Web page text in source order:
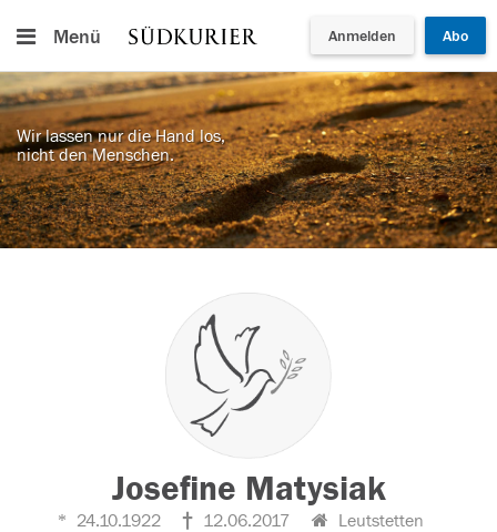
Menü Anmelden Abo
Wir lassen nur die Hand los,
nicht den Menschen.
Josefine Matysiak
24.10.1922 12.06.2017 Leutstetten